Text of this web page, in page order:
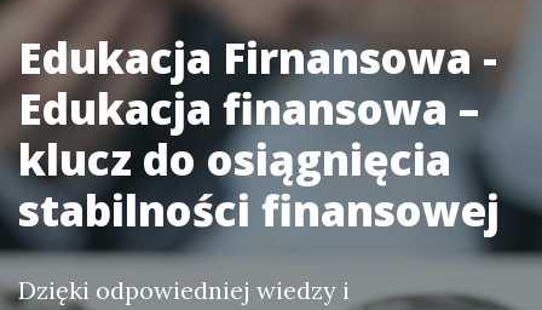
Edukacja Firnansowa -
Edukacja finansowa –
klucz do osiągnięcia
stabilności finansowej
Dzięki odpowiedniej wiedzy i